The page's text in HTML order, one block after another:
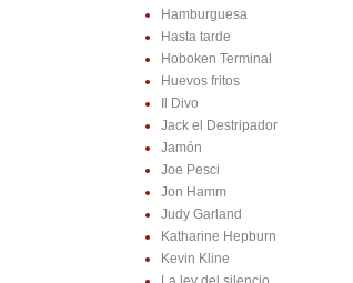
Hamburguesa
Hasta tarde
Hoboken Terminal
Huevos fritos
Il Divo
Jack el Destripador
Jamón
Joe Pesci
Jon Hamm
Judy Garland
Katharine Hepburn
Kevin Kline